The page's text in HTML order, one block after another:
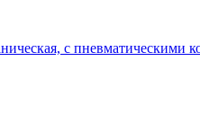
с пневматическими